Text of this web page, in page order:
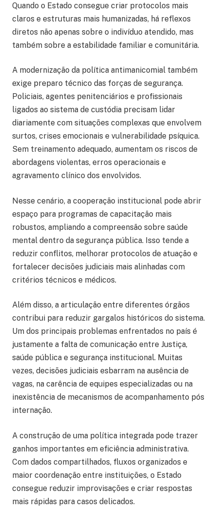
Quando o Estado consegue criar protocolos mais
claros e estruturas mais humanizadas, há reflexos
diretos não apenas sobre o indivíduo atendido, mas
também sobre a estabilidade familiar e comunitária.
A modernização da política antimanicomial também
exige preparo técnico das forças de segurança.
Policiais, agentes penitenciários e profissionais
ligados ao sistema de custódia precisam lidar
diariamente com situações complexas que envolvem
surtos, crises emocionais e vulnerabilidade psíquica.
Sem treinamento adequado, aumentam os riscos de
abordagens violentas, erros operacionais e
agravamento clínico dos envolvidos.
Nesse cenário, a cooperação institucional pode abrir
espaço para programas de capacitação mais
robustos, ampliando a compreensão sobre saúde
mental dentro da segurança pública. Isso tende a
reduzir conflitos, melhorar protocolos de atuação e
fortalecer decisões judiciais mais alinhadas com
critérios técnicos e médicos.
Além disso, a articulação entre diferentes órgãos
contribui para reduzir gargalos históricos do sistema.
Um dos principais problemas enfrentados no país é
justamente a falta de comunicação entre Justiça,
saúde pública e segurança institucional. Muitas
vezes, decisões judiciais esbarram na ausência de
vagas, na carência de equipes especializadas ou na
inexistência de mecanismos de acompanhamento pós
internação.
A construção de uma política integrada pode trazer
ganhos importantes em eficiência administrativa.
Com dados compartilhados, fluxos organizados e
maior coordenação entre instituições, o Estado
consegue reduzir improvisações e criar respostas
mais rápidas para casos delicados.